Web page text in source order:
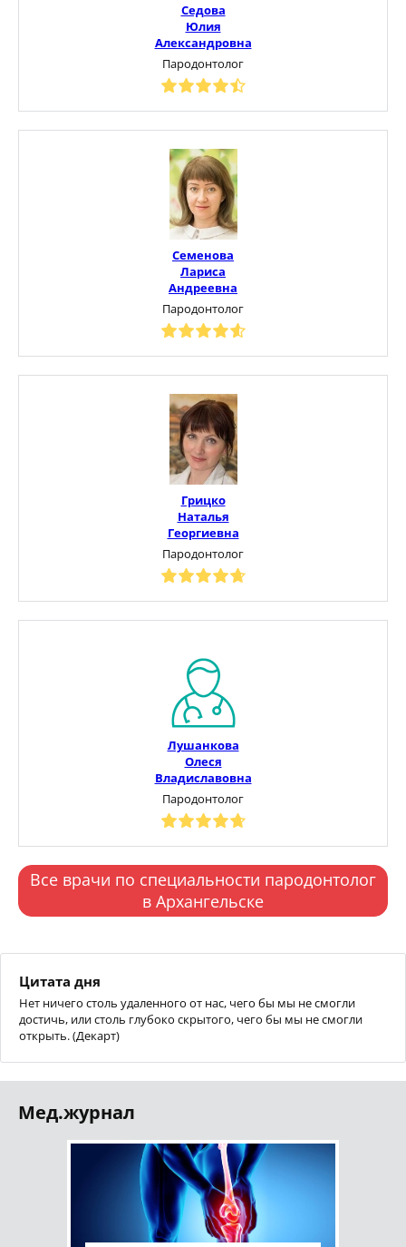
Седова
Юлия
Александровна
Пародонтолог
Семенова
Лариса
Андреевна
Пародонтолог
Грицко
Наталья
Георгиевна
Пародонтолог
Лушанкова
Олеся
Владиславовна
Пародонтолог
Все врачи по специальности пародонтолог
в Архангельске
Цитата дня
Нет ничего столь удаленного от нас, чего бы мы не смогли
достичь, или столь глубоко скрытого, чего бы мы не смогли
открыть. (Декарт)
Мед.журнал